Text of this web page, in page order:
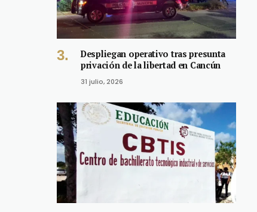
Despliegan operativo tras presunta
privación de la libertad en Cancún
31 julio, 2026